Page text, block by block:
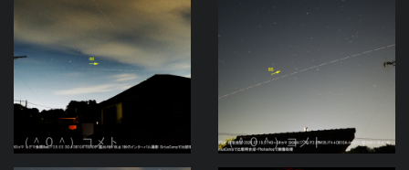
（＾０＾）コメト （＾０＾）コメト